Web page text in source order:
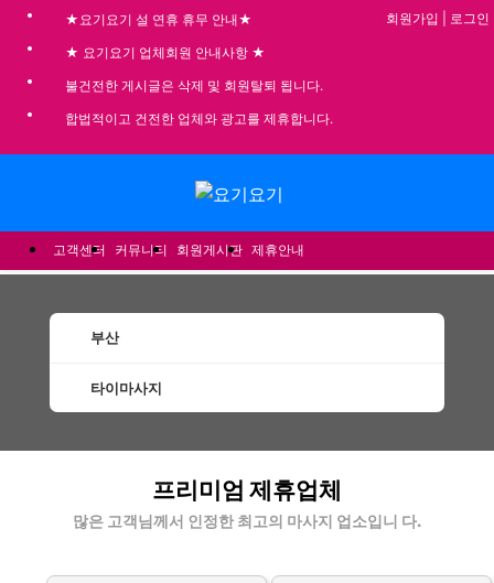
★요기요기 설 연휴 휴무 안내★
★ 요기요기 업체회원 안내사항 ★
불건전한 게시글은 삭제 및 회원탈퇴 됩니다.
합법적이고 건전한 업체와 광고를 제휴합니다.
회원가입 로그인
고객센터 커뮤니티 회원게시판 제휴안내
부산
타이마사지
프리미엄 제휴업체
많은 고객님께서 인정한 최고의 마사지 업소입니 다.